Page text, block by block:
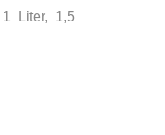
Liter, 1,5